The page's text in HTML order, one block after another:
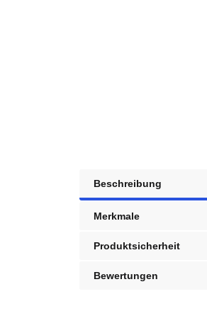
Beschreibung
Merkmale
Produktsicherheit
Bewertungen